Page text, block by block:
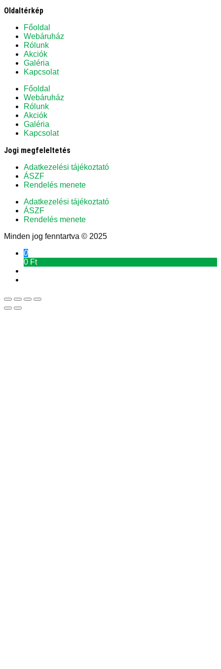
Oldaltérkép
Főoldal
Webáruház
Rólunk
Akciók
Galéria
Kapcsolat
Főoldal
Webáruház
Rólunk
Akciók
Galéria
Kapcsolat
Jogi megfeleltetés
Adatkezelési tájékoztató
ÁSZF
Rendelés menete
Adatkezelési tájékoztató
ÁSZF
Rendelés menete
Minden jog fenntartva © 2025
0
0 Ft